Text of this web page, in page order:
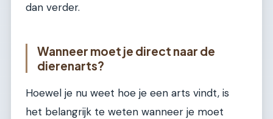
dan verder.
Wanneer moet je direct naar de
dierenarts?
Hoewel je nu weet hoe je een arts vindt, is
het belangrijk te weten wanneer je moet